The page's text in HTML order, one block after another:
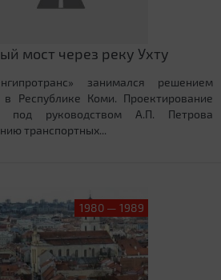
мост через реку Ухту
занимался решением
Республике Коми. Проектирование
под руководством А.П. Петрова
транспортных...
1980 — 1989